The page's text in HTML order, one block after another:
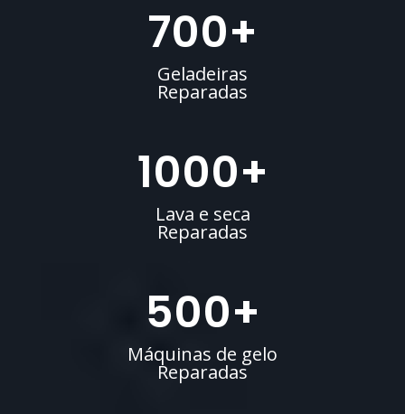
700+
Geladeiras
Reparadas
1000+
Lava e seca
Reparadas
500+
Máquinas de gelo
Reparadas